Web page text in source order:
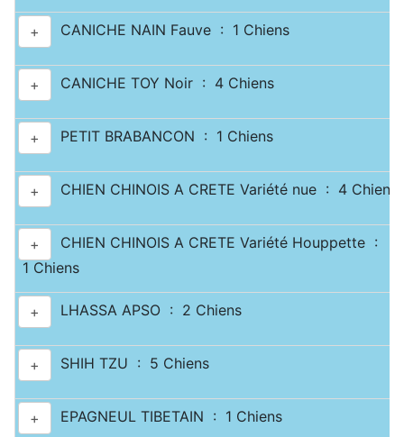
+ CANICHE NAIN Fauve : 1 Chiens
+ CANICHE TOY Noir : 4 Chiens
+ PETIT BRABANCON : 1 Chiens
+ CHIEN CHINOIS A CRETE Variété nue : 4 Chiens
+
CHIEN CHINOIS A CRETE Variété Houppette :
1 Chiens
+ LHASSA APSO : 2 Chiens
+ SHIH TZU : 5 Chiens
+ EPAGNEUL TIBETAIN : 1 Chiens